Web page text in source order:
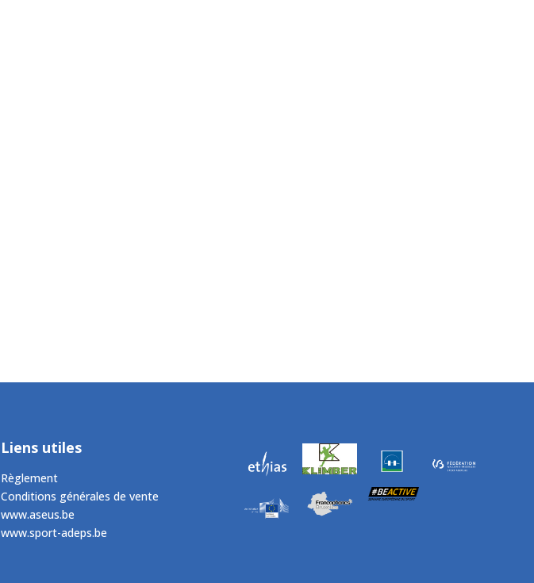
Liens utiles
Règlement
Conditions générales de vente
www.aseus.be
www.sport-adeps.be